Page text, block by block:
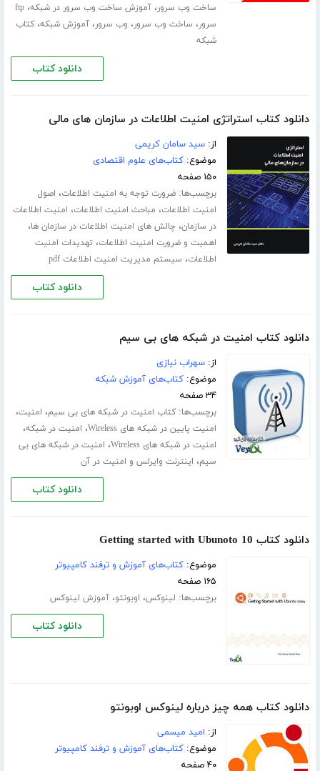
ساخت وب سرور،آموزش ساخت وب سرور در شبکه،ftp
سرور، ساخت وب سرور، وب سرور،آموزش شبکه،کتاب
شبکه
دانلود کتاب
دانلود کتاب استراتژی امنیت اطلاعات در سازمان های مالی
از:سید سامان کریمی
موضوع:کتاب‌های علوم اقتصادی
۱۵۰ صفحه
برچسب‌ها:ضرورت توجه به امنیت اطلاعات، اصول
امنیت اطلاعات، مباحث امنیت اطلاعات، امنیت اطلاعات
در سازمان، چالش های امنیت اطلاعات در سازمان ها،
اهمیت و ضرورت امنیت اطلاعات، تهدیدات امنیت
اطلاعات، سیستم مدیریت امنیت اطلاعات pdf
دانلود کتاب
دانلود کتاب امنیت در شبکه های بی سیم
از:سهراب نیازی
موضوع:کتاب‌های آموزش شبکه
۳۴ صفحه
برچسب‌ها:کتاب امنیت در شبکه های بی سیم، امنیت،
امنیت پایین در شبکه های Wireless ، امنیت در شبکه،
امنیت در شبکه های Wireless ، امنیت در شبکه های بی
سیم، اینترنت وایرلس و امنیت در آن
دانلود کتاب
دانلود کتاب Getting started with Ubunoto 10
موضوع:کتاب‌های آموزش و ترفند کامپیوتر
۱۶۵ صفحه
برچسب‌ها: لینوکس، اوبونتو،آموزش لینوکس
دانلود کتاب
دانلود کتاب همه چیز درباره لینوکس اوبونتو
از: امید میسمی
موضوع:کتاب‌های آموزش و ترفند کامپیوتر
۴۰ صفحه